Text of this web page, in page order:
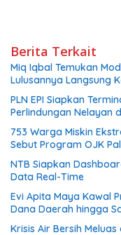
Berita Terkait
Miq Iqbal Temukan
Lulusannya Langsung
PLN EPI Siapkan
Perlindungan Nelayan
753 Warga Miskin
Sebut Program OJK
NTB Siapkan
Data Real-Time
Evi Apita Maya Kawal
Dana Daerah hingga
Krisis Air Bersih